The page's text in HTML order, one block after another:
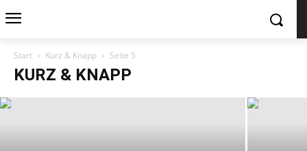
Start Kurz & Knapp Seite 5
KURZ & KNAPP
ETHIK SOCIETY zeichnet Corinna
Kohfink / corsensys aus